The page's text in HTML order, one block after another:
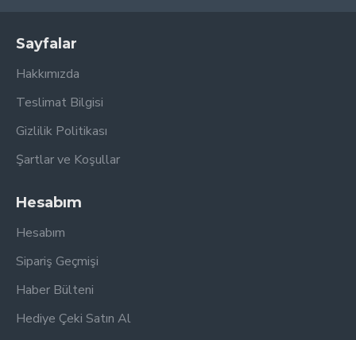
Sayfalar
Hakkımızda
Teslimat Bilgisi
Gizlilik Politikası
Şartlar ve Koşullar
Hesabım
Hesabım
Sipariş Geçmişi
Haber Bülteni
Hediye Çeki Satın Al